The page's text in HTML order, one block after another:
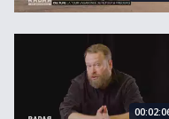
Yann Marguet